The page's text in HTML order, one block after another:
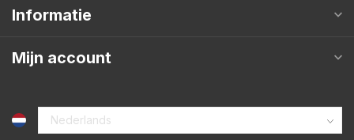
Informatie
Mijn account